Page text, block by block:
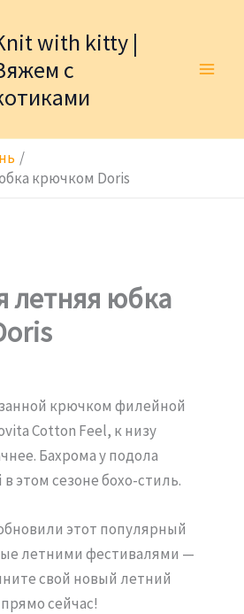
with kitty |
с
крючком Doris
летняя юбка
крючком филейной
Cotton Feel, к низу
Бахрома у подола
этом сезоне бохо-стиль.
этот популярный
летними фестивалями —
свой новый летний
сейчас!